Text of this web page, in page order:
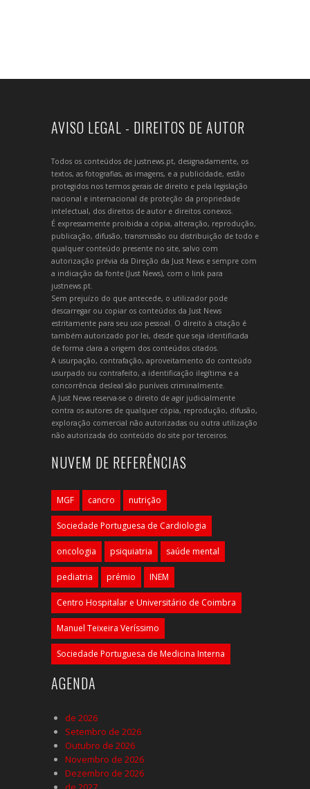
AVISO LEGAL - DIREITOS DE AUTOR
Todos os conteúdos de justnews.pt, designadamente, os
textos, as fotografias, as imagens, e a publicidade, estão
protegidos nos termos gerais de direito e pela legislação
nacional e internacional de proteção da propriedade
intelectual, dos direitos de autor e direitos conexos.
É expressamente proibida a cópia, alteração, reprodução,
publicação, difusão, transmissão ou distribuição de todo e
qualquer conteúdo presente no site, salvo com
autorização prévia da Direção da Just News e sempre com
a indicação da fonte (Just News), com o link para
justnews.pt.
Sem prejuízo do que antecede, o utilizador pode
descarregar ou copiar os conteúdos da Just News
estritamente para seu uso pessoal. O direito à citação é
também autorizado por lei, desde que seja identificada
de forma clara a origem dos conteúdos citados.
A usurpação, contrafação, aproveitamento do conteúdo
usurpado ou contrafeito, a identificação ilegítima e a
concorrência desleal são puníveis criminalmente.
A Just News reserva-se o direito de agir judicialmente
contra os autores de qualquer cópia, reprodução, difusão,
exploração comercial não autorizadas ou outra utilização
não autorizada do conteúdo do site por terceiros.
NUVEM DE REFERÊNCIAS
MGF cancro nutrição
Sociedade Portuguesa de Cardiologia
oncologia psiquiatria saúde mental
pediatria prémio INEM
Centro Hospitalar e Universitário de Coimbra
Manuel Teixeira Veríssimo
Sociedade Portuguesa de Medicina Interna
AGENDA
de 2026
Setembro de 2026
Outubro de 2026
Novembro de 2026
Dezembro de 2026